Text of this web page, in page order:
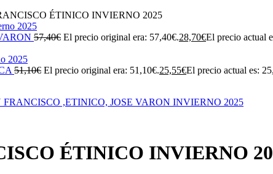
ÉTINICO INVIERNO 2025
57,40€ El precio original era: 57,40€.28,70€El precio actual
51,10€ El precio original era: 51,10€.25,55€El precio actual es:
ÉTINICO INVIERNO